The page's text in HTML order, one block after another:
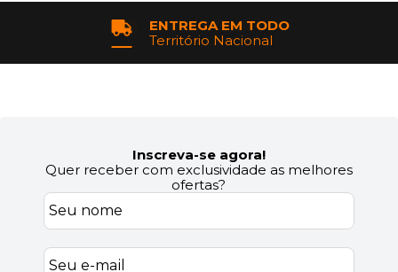
ENTREGA EM TODO
Território Nacional
Inscreva-se agora!
Quer receber com exclusividade as melhores
ofertas?